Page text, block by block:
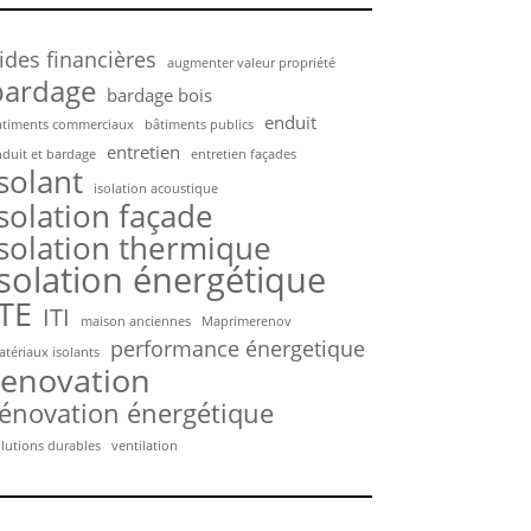
financières augmenter valeur propriété
bardage bois
commerciaux bâtiments publics enduit
et bardage entretien entretien façades
isolation acoustique
façade
thermique
énergétique
ITI maison anciennes
Maprimerenov
isolants
performance énergetique
énergétique
durables ventilation